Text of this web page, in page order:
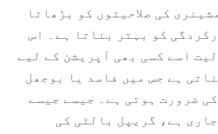
کی صلاحیتوں کو بڑھاتا
کو بہتر بناتا ہے۔ اس
اسے کسی بھی آپریشن کے لیے
ہے جس میں فاسد یا بوجھل
ضرورت ہوتی ہے۔ جیسے جیسے
ہے، گریپل بالٹی کی